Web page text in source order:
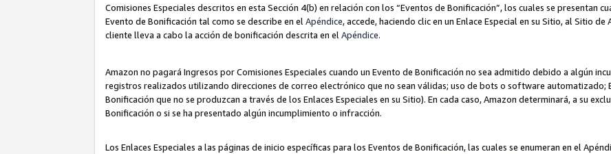
Comisiones Especiales descritos en esta Sección 4(b) en relación con los “Eventos de Bonificación”, los cuales se presentan
Evento de Bonificación tal como se describe en el Apéndice, accede, haciendo clic en un Enlace Especial en su Sitio, al Sitio
cliente lleva a cabo la acción de bonificación descrita en el Apéndice.
Amazon no pagará Ingresos por Comisiones Especiales cuando un Evento de Bonificación no sea admitido debido a algún
registros realizados utilizando direcciones de correo electrónico que no sean válidas; uso de bots o software automatizado;
Bonificación que no se produzcan a través de los Enlaces Especiales en su Sitio). En cada caso, Amazon determinará, a su
Bonificación o si se ha presentado algún incumplimiento o infracción.
Los Enlaces Especiales a las páginas de inicio específicas para los Eventos de Bonificación, las cuales se enumeran en el